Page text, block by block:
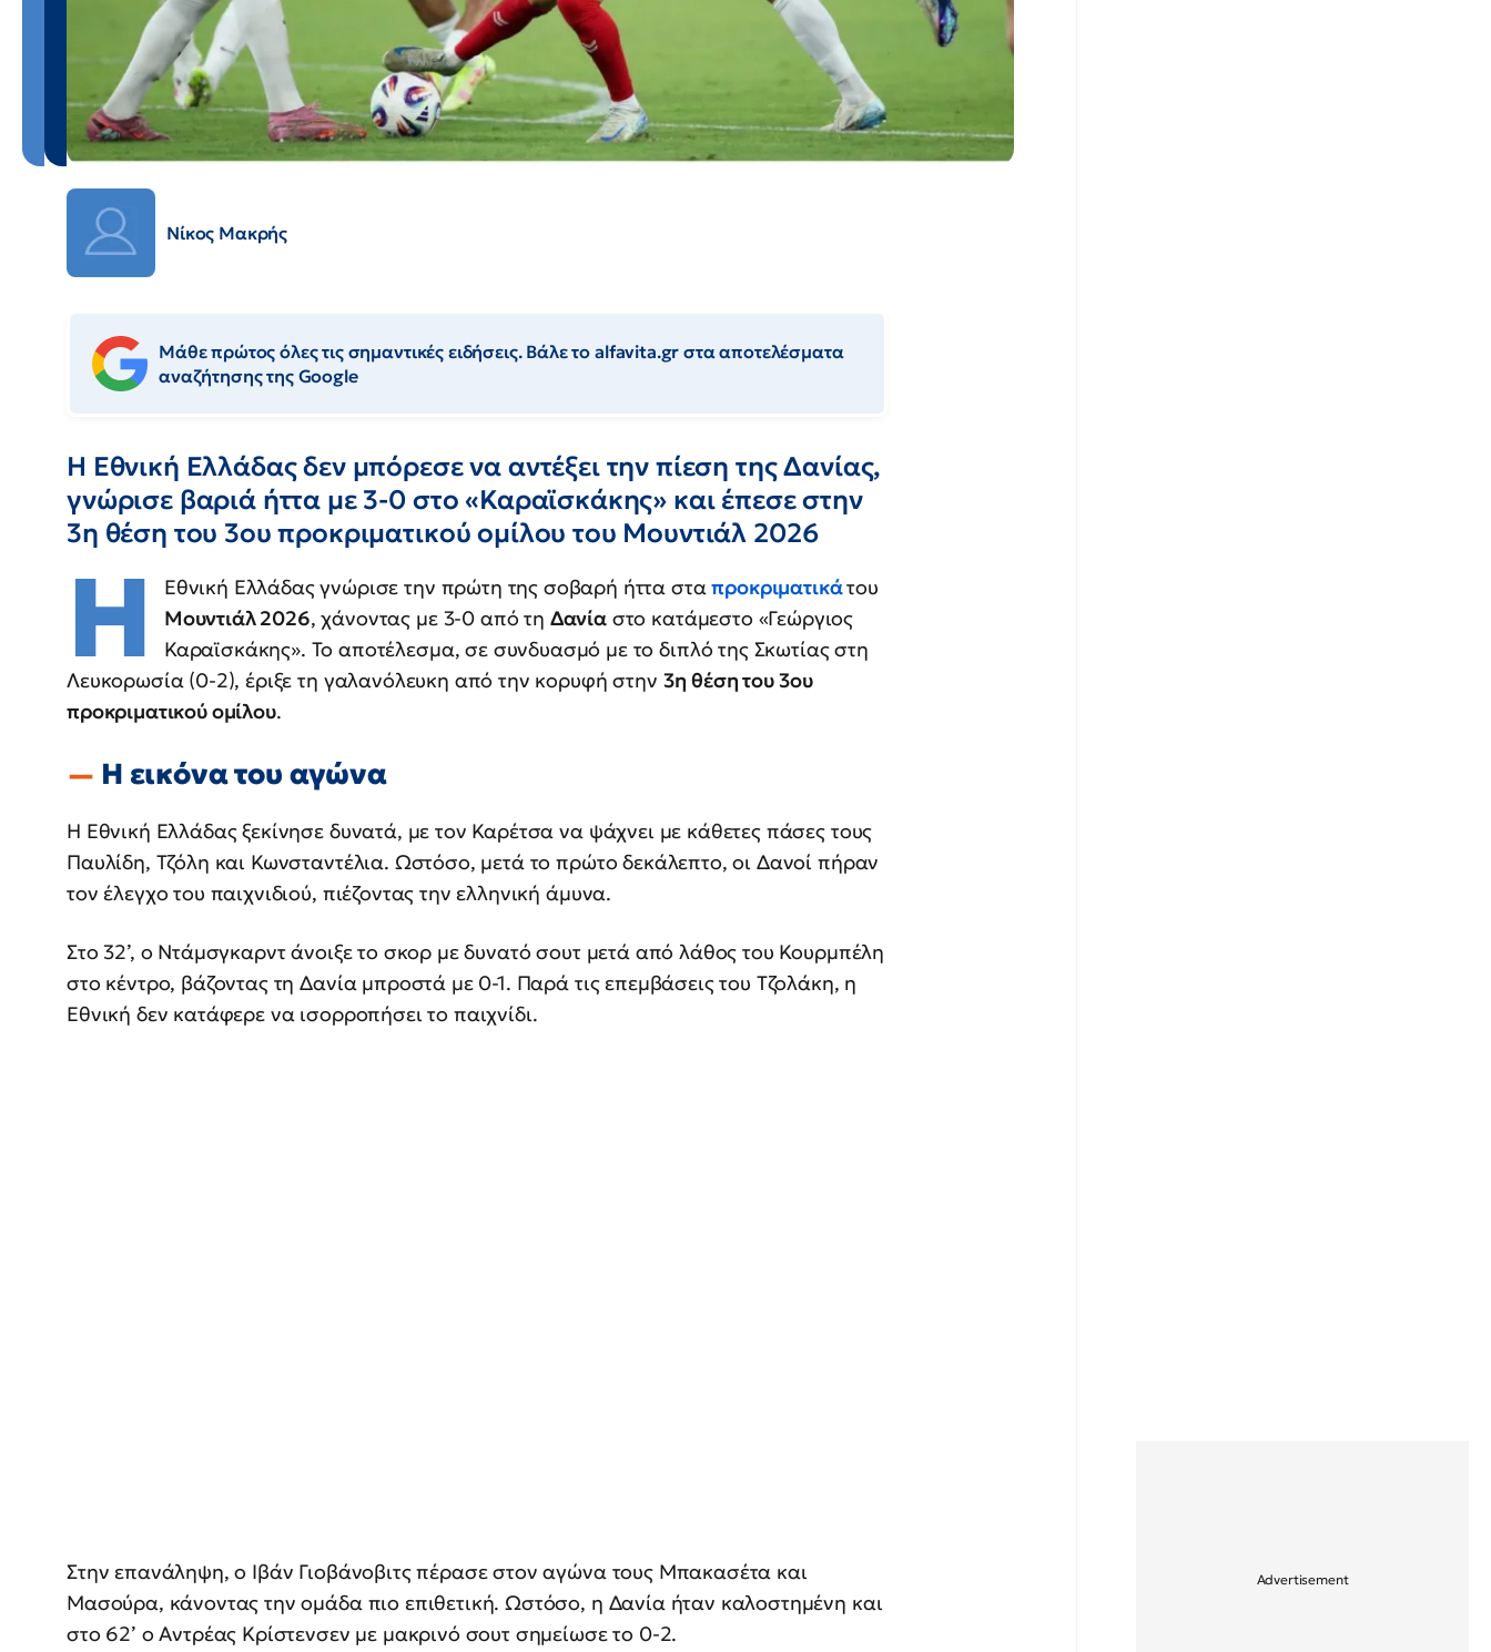
Νίκος Μακρής
Μάθε πρώτος όλες τις σημαντικές ειδήσεις. Βάλε το alfavita.gr στα αποτελέσματα
αναζήτησης της Google
Η Εθνική Ελλάδας δεν μπόρεσε να αντέξει την πίεση της Δανίας,
γνώρισε βαριά ήττα με 3-0 στο «Καραϊσκάκης» και έπεσε στην
3η θέση του 3ου προκριματικού ομίλου του Μουντιάλ 2026
Η Εθνική Ελλάδας γνώρισε την πρώτη της σοβαρή ήττα σταπροκριματικάτου
Μουντιάλ 2026, χάνοντας με 3-0 από τη Δανίαστο κατάμεστο «Γεώργιος
Καραϊσκάκης». Το αποτέλεσμα, σε συνδυασμό με το διπλό της Σκωτίας στη
Λευκορωσία (0-2), έριξε τη γαλανόλευκη από την κορυφή στην 3η θέση του 3ου
προκριματικού ομίλου.
Η εικόνα του αγώνα
Η Εθνική Ελλάδας ξεκίνησε δυνατά, με τον Καρέτσα να ψάχνει με κάθετες πάσες τους
Παυλίδη, Τζόλη και Κωνσταντέλια. Ωστόσο, μετά το πρώτο δεκάλεπτο, οι Δανοί πήραν
τον έλεγχο του παιχνιδιού, πιέζοντας την ελληνική άμυνα.
Στο 32’, ο Ντάμσγκαρντ άνοιξε το σκορ με δυνατό σουτ μετά από λάθος του Κουρμπέλη
στο κέντρο, βάζοντας τη Δανία μπροστά με 0-1. Παρά τις επεμβάσεις του Τζολάκη, η
Εθνική δεν κατάφερε να ισορροπήσει το παιχνίδι.
Στην επανάληψη, ο Ιβάν Γιοβάνοβιτς πέρασε στον αγώνα τους Μπακασέτα και
Μασούρα, κάνοντας την ομάδα πιο επιθετική. Ωστόσο, η Δανία ήταν καλοστημένη και
στο 62’ ο Αντρέας Κρίστενσεν με μακρινό σουτ σημείωσε το 0-2.